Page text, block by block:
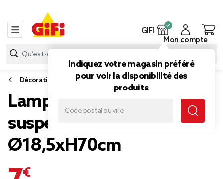
GIFI
Indiquez votre magasin préféré
pour voir la disponibilité des
produits
Mon compte
Décoration lumineuse extérieure
Lampe solaire 5LED à
suspendre en métal
Ø18,5xH70cm
7,90 €